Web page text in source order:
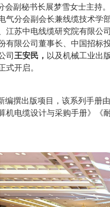
副秘书长展梦雪女士主
气分会副会长兼线缆技术
江苏中电线缆研究院有限公
有限公司董事长、中国招标
司 王安民 ， 以及机械工业出
式开启。
撰出版项目，该系列手
电缆设计与采购手册》